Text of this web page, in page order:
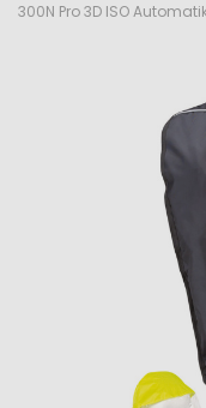
300N Pro 3D ISO